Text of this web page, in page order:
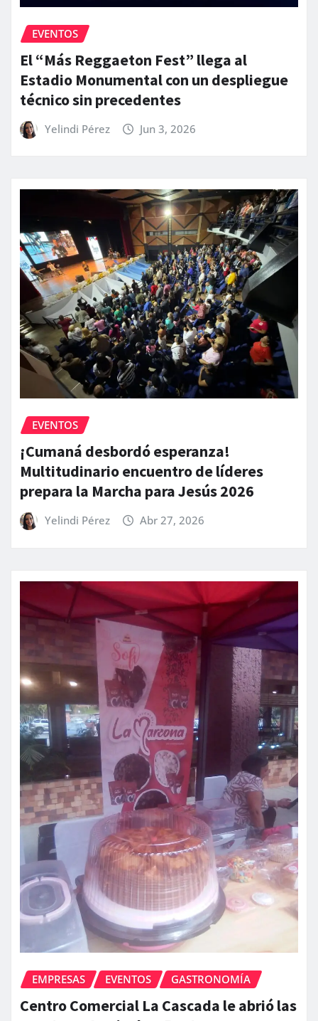
EVENTOS
El “Más Reggaeton Fest” llega al
Estadio Monumental con un despliegue
técnico sin precedentes
Yelindi Pérez Jun 3, 2026
EVENTOS
¡Cumaná desbordó esperanza!
Multitudinario encuentro de líderes
prepara la Marcha para Jesús 2026
Yelindi Pérez Abr 27, 2026
EMPRESAS EVENTOS GASTRONOMÍA
Centro Comercial La Cascada le abrió las